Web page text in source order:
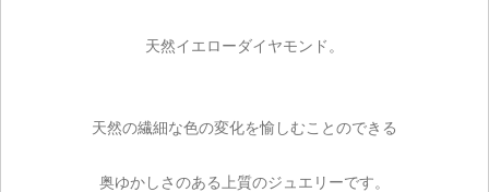
天然イエローダイヤモンド。
天然の繊細な色の変化を愉しむことのできる
奥ゆかしさのある上質のジュエリーです。